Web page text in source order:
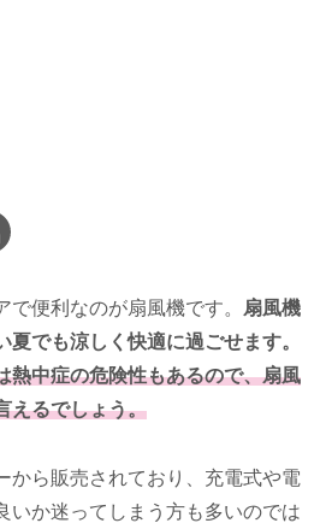
便利なのが扇風機です。 扇風機
夏でも涼しく快適に過ごせます。
熱中症の危険性もあるので、扇風
えるでしょう。
から販売されており、充電式や電
いか迷ってしまう方も多いのでは